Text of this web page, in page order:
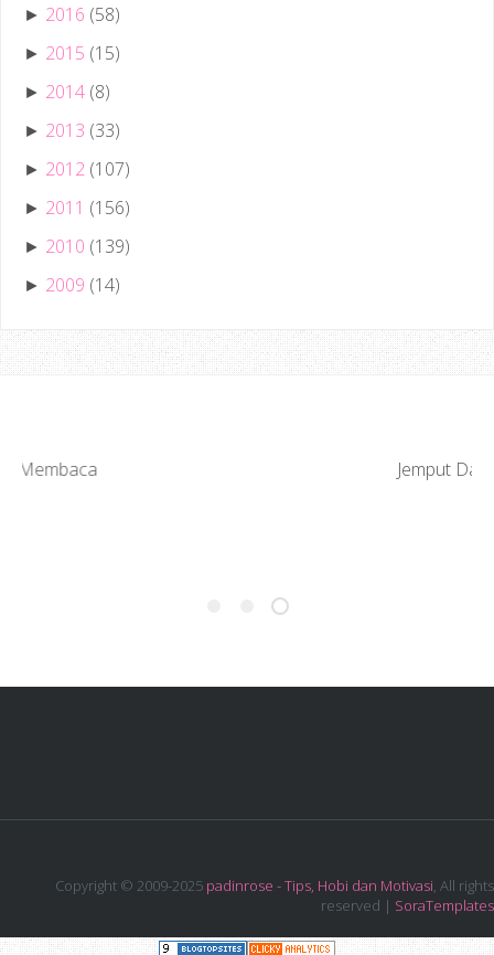
► 2016 (58)
► 2015 (15)
► 2014 (8)
► 2013 (33)
► 2012 (107)
► 2011 (156)
► 2010 (139)
► 2009 (14)
Copyright © 2009-2025 padinrose - Tips, Hobi dan Motivasi, All rights
reserved | SoraTemplates